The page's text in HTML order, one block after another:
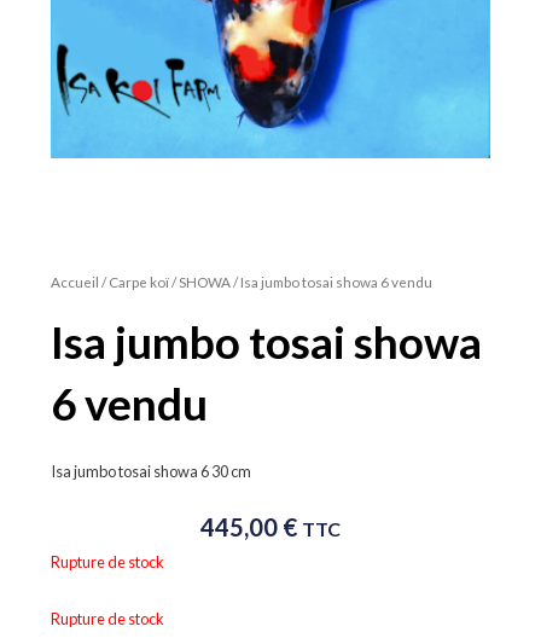
Accueil /Carpe koï/SHOWA/ Isa jumbo tosai showa 6 vendu
Isa jumbo tosai showa
6 vendu
Isa jumbo tosai showa 6 30 cm
445,00 € TTC
Rupture de stock
Rupture de stock